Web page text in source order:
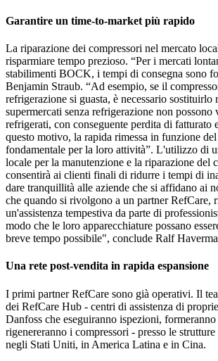
Garantire un time-to-market più rapido
La riparazione dei compressori nel mercato
risparmiare tempo prezioso. “Per i mercati
stabilimenti BOCK, i tempi di consegna sono
Benjamin Straub. “Ad esempio, se il
refrigerazione si guasta, è necessario sostituirlo
supermercati senza refrigerazione non possono
refrigerati, con conseguente perdita di fatturato
questo motivo, la rapida rimessa in funzione del
fondamentale per la loro attività”. L'utilizzo di
locale per la manutenzione e la riparazione del
consentirà ai clienti finali di ridurre i tempi di
dare tranquillità alle aziende che si affidano ai
che quando si rivolgono a un partner RefCare,
un'assistenza tempestiva da parte di
modo che le loro apparecchiature possano
breve tempo possibile", conclude Ralf
Una rete post-vendita in rapida espansione
I primi partner RefCare sono già operativi. Il
dei RefCare Hub - centri di assistenza di
Danfoss che eseguiranno ispezioni,
rigenereranno i compressori - presso le
negli Stati Uniti, in America Latina e in Cina.